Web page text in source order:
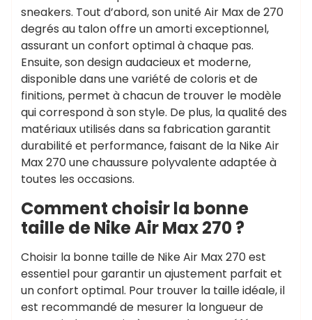
sneakers. Tout d’abord, son unité Air Max de 270
degrés au talon offre un amorti exceptionnel,
assurant un confort optimal à chaque pas.
Ensuite, son design audacieux et moderne,
disponible dans une variété de coloris et de
finitions, permet à chacun de trouver le modèle
qui correspond à son style. De plus, la qualité des
matériaux utilisés dans sa fabrication garantit
durabilité et performance, faisant de la Nike Air
Max 270 une chaussure polyvalente adaptée à
toutes les occasions.
Comment choisir la bonne
taille de Nike Air Max 270 ?
Choisir la bonne taille de Nike Air Max 270 est
essentiel pour garantir un ajustement parfait et
un confort optimal. Pour trouver la taille idéale, il
est recommandé de mesurer la longueur de